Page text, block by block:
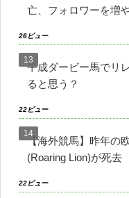
亡、フォロワーを増
26ビュー
平成ダービー馬でリ
ると思う？
22ビュー
【海外競馬】昨年の
(Roaring Lion)が死去
22ビュー